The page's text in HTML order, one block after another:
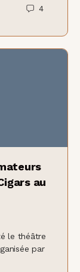
4
au
le théâtre
par